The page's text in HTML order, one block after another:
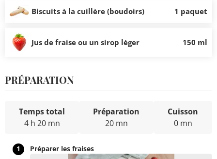
Biscuits à la cuillère (boudoirs) 1 paquet
Jus de fraise ou un sirop léger 150 ml
PRÉPARATION
Temps total
4 h 20 mn
Préparation
20 mn
Cuisson
0 mn
1 Préparer les fraises